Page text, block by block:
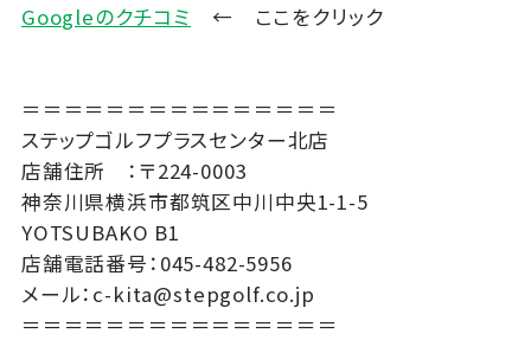
Googleのクチコミ ← ここをクリック
＝＝＝＝＝＝＝＝＝＝＝＝＝＝＝
ステップゴルフプラスセンター北店
店舗住所 ：〒224-0003
神奈川県横浜市都筑区中川中央1-1-5
YOTSUBAKO B1
店舗電話番号：045-482-5956
メール：c-kita@stepgolf.co.jp
＝＝＝＝＝＝＝＝＝＝＝＝＝＝＝